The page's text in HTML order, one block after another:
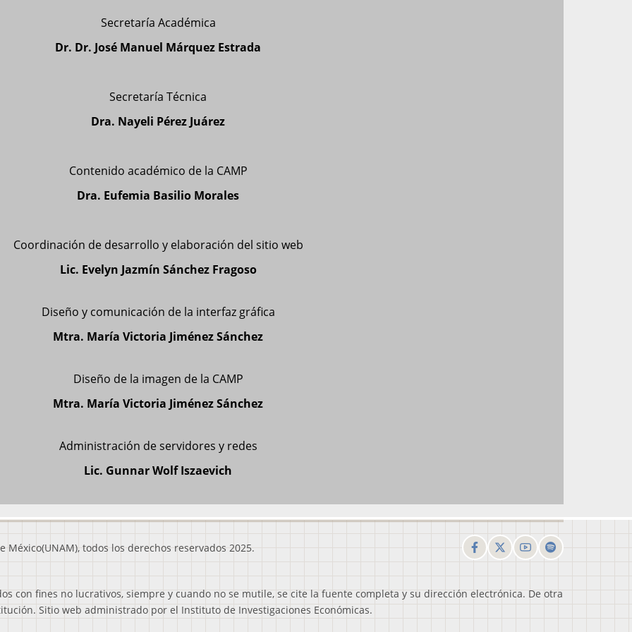
Secretaría Académica
Dr. Dr. José Manuel Márquez Estrada
Secretaría Técnica
Dra. Nayeli Pérez Juárez
Contenido académico de la CAMP
Dra. Eufemia Basilio Morales
Coordinación de desarrollo y elaboración del sitio web
Lic. Evelyn Jazmín Sánchez Fragoso
Diseño y comunicación de la interfaz gráfica
Mtra. María Victoria Jiménez Sánchez
Diseño de la imagen de la CAMP
Mtra. María Victoria Jiménez Sánchez
Administración de servidores y redes
Lic. Gunnar Wolf Iszaevich
todos los derechos reservados 2025.
con fines no lucrativos, siempre y cuando no se mutile, se cite la fuente completa y su dirección electrónica. De otra
Sitio web administrado por el Instituto de Investigaciones Económicas.